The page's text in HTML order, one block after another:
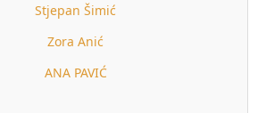
Stjepan Šimić
Zora Anić
ANA PAVIĆ